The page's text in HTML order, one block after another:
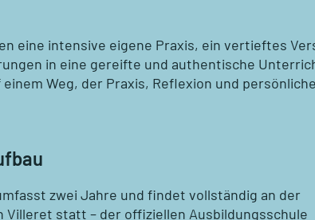
eine intensive eigene Praxis, ein vertieftes
in eine gereifte und authentische
Weg, der Praxis, Reflexion und
zwei Jahre und findet vollständig an der
Villeret statt – der offiziellen Ausbildungsschule